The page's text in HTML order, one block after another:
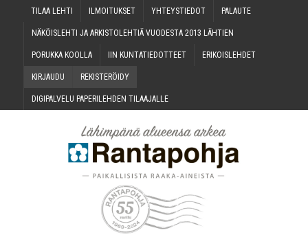
TILAA LEH­TI ILMOI­TUK­SET YHTEYS­TIE­DOT PALAU­TE
NÄKÖIS­LEH­TI JA ARKIS­TO­LEH­TIÄ VUO­DES­TA 2013 LÄHTIEN
PORUK­KA KOOLLA IIN KUN­TA­TIE­DOT­TEET ERI­KOIS­LEH­DET
KIR­JAU­DU REKIS­TE­RÖI­DY
DIGI­PAL­VE­LU PAPE­RI­LEH­DEN TILAAJALLE